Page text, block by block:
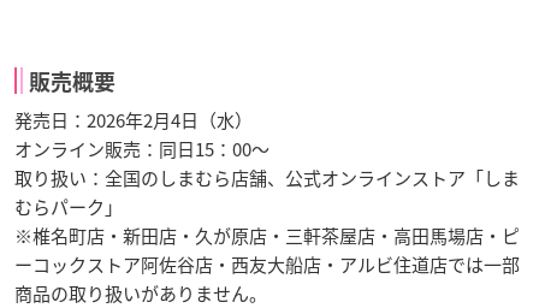
販売概要
発売日：2026年2月4日（水）
オンライン販売：同日15：00～
取り扱い：全国のしまむら店舗、公式オンラインストア「しま
むらパーク」
※椎名町店・新田店・久が原店・三軒茶屋店・高田馬場店・ピ
ーコックストア阿佐谷店・西友大船店・アルビ住道店では一部
商品の取り扱いがありません。